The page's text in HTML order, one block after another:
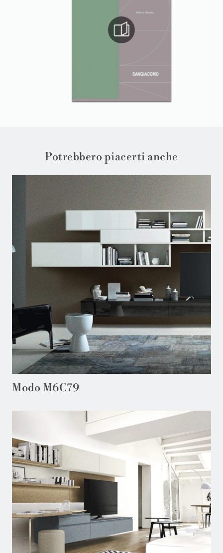
Potrebbero piacerti anche
Modo M6C79